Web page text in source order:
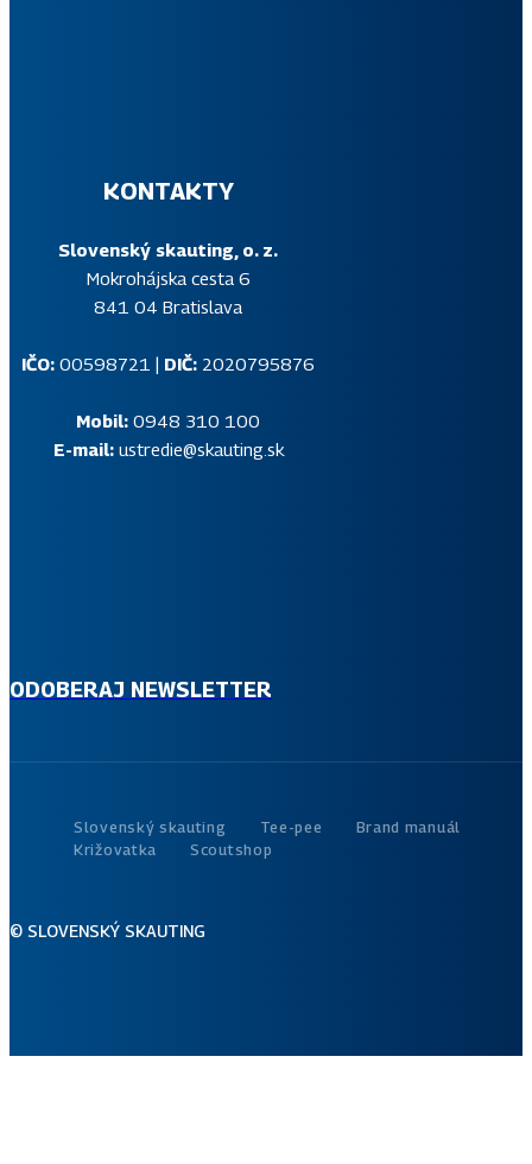
KONTAKTY
Slovenský skauting, o. z.
Mokrohájska cesta 6
841 04 Bratislava
IČO: 00598721 | DIČ: 2020795876
Mobil: 0948 310 100
E-mail:ustredie@skauting.sk
ODOBERAJ NEWSLETTER
Slovenský skauting Tee-pee
Brand manuál
Križovatka
Scoutshop
© SLOVENSKÝ SKAUTING